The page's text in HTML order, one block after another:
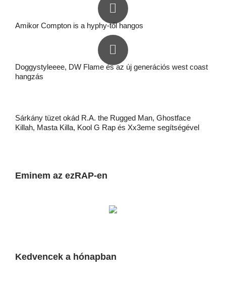
Amikor Compton is a hyphy-től hangos
Doggystyleeee, DW Flame és az új generációs west coast
hangzás
Sárkány tüzet okád R.A. the Rugged Man, Ghostface
Killah, Masta Killa, Kool G Rap és Xx3eme segítségével
Eminem az ezRAP-en
Kedvencek a hónapban